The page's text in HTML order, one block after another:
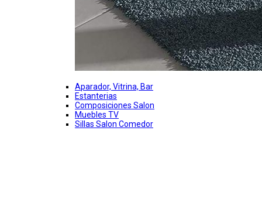
Aparador, Vitrina, Bar
Estanterias
Composiciones Salon
Muebles TV
Sillas Salon Comedor